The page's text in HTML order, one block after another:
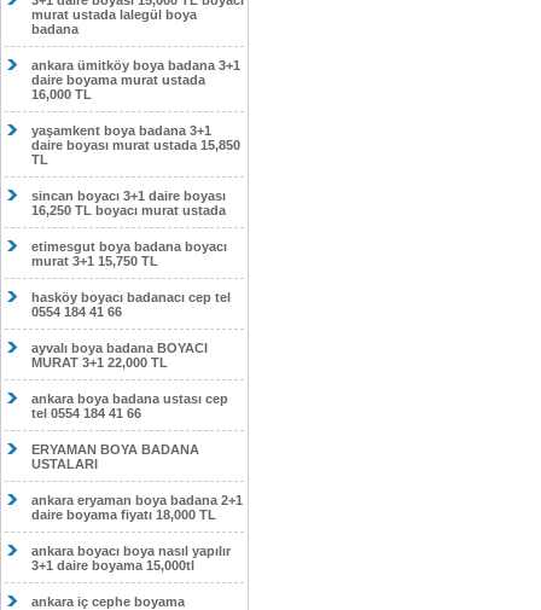
murat ustada lalegül boya
badana
ankara ümitköy boya badana 3+1
daire boyama murat ustada
16,000 TL
yaşamkent boya badana 3+1
daire boyası murat ustada 15,850
TL
sincan boyacı 3+1 daire boyası
16,250 TL boyacı murat ustada
etimesgut boya badana boyacı
murat 3+1 15,750 TL
hasköy boyacı badanacı cep tel
0554 184 41 66
ayvalı boya badana BOYACI
MURAT 3+1 22,000 TL
ankara boya badana ustası cep
tel 0554 184 41 66
ERYAMAN BOYA BADANA
USTALARI
ankara eryaman boya badana 2+1
daire boyama fiyatı 18,000 TL
ankara boyacı boya nasıl yapılır
3+1 daire boyama 15,000tl
ankara iç cephe boyama